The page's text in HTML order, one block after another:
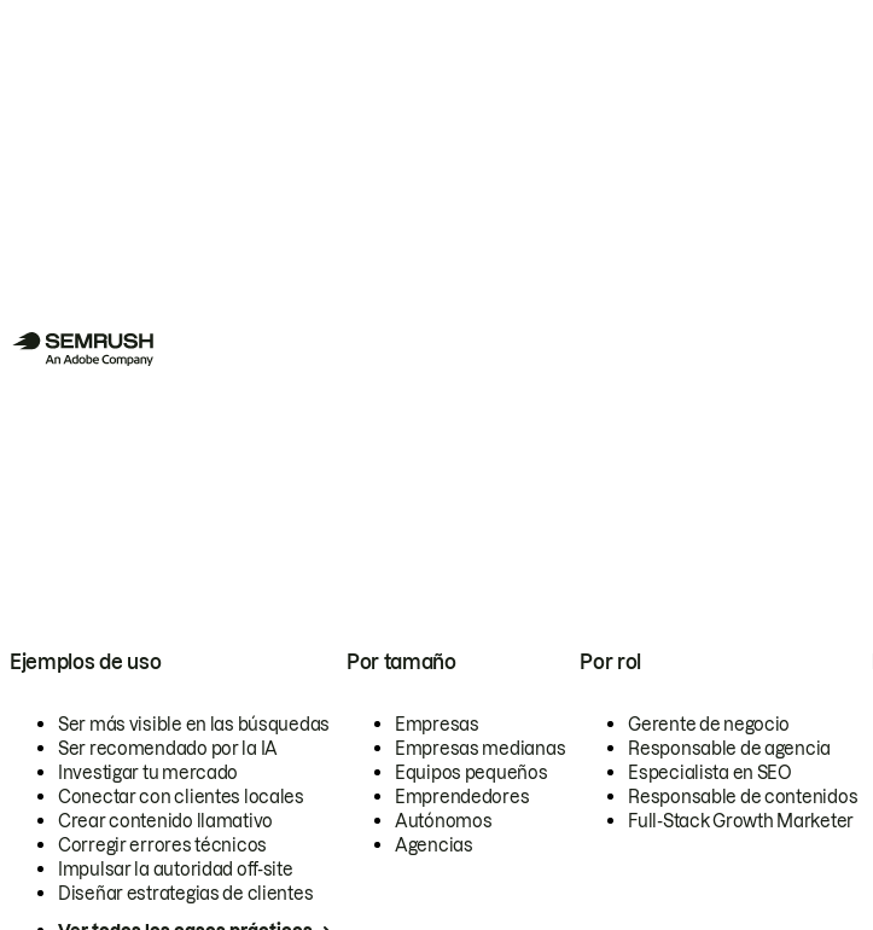
Ejemplos de uso
Ser más visible en las búsquedas
Ser recomendado por la IA
Investigar tu mercado
Conectar con clientes locales
Crear contenido llamativo
Corregir errores técnicos
Impulsar la autoridad off-site
Diseñar estrategias de clientes
Por tamaño
Empresas
Empresas medianas
Equipos pequeños
Emprendedores
Autónomos
Agencias
Por rol
Gerente de negocio
Responsable de agencia
Especialista en SEO
Responsable de contenidos
Full-Stack Growth Marketer